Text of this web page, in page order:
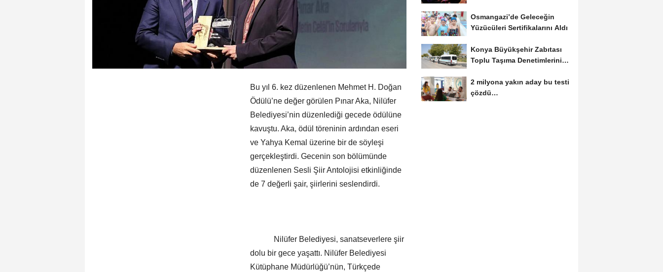
Bu yıl 6. kez düzenlenen Mehmet H. Doğan
Ödülü’ne değer görülen Pınar Aka, Nilüfer
Belediyesi’nin düzenlediği gecede ödülüne
kavuştu. Aka, ödül töreninin ardından eseri
ve Yahya Kemal üzerine bir de söyleşi
gerçekleştirdi. Gecenin son bölümünde
düzenlenen Sesli Şiir Antolojisi etkinliğinde
de 7 değerli şair, şiirlerini seslendirdi.
Nilüfer Belediyesi, sanatseverlere şiir
dolu bir gece yaşattı. Nilüfer Belediyesi
Kütüphane Müdürlüğü’nün, Türkçede
Osmangazi’de Geleceğin
Yüzücüleri Sertifikalarını Aldı
Konya Büyükşehir Zabıtası
Toplu Taşıma Denetimlerini
2 milyona yakın aday bu testi
çözdü…